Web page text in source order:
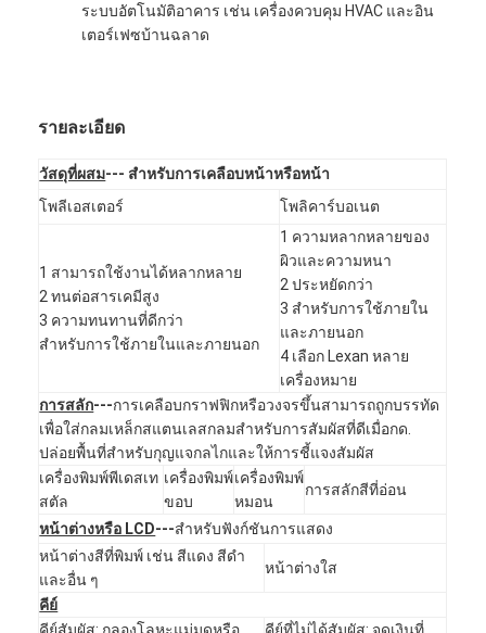
วิดีโอ
รายการ VR
เกี่ยวกับเรา
ทัวร์โรงงาน
การควบคุมคุณภาพ
ข่าว
ขอทุน
สวิตช์เมมเบรน LED
ระบบอัตโนมัติอาคาร เช่น เครื่องควบคุม HVAC และอิน
เตอร์เฟซบ้านฉลาด
รายละเอียด
วัสดุที่ผสม--- สําหรับการเคลือบหน้าหรือหน้า
โพลีเอสเตอร์
โพลิคาร์บอเนต
1 สามารถใช้งานได้หลากหลาย
2 ทนต่อสารเคมีสูง
3 ความทนทานที่ดีกว่า
สําหรับการใช้ภายในและภายนอก
1 ความหลากหลายของ
ผิวและความหนา
2 ประหยัดกว่า
3 สําหรับการใช้ภายใน
และภายนอก
4 เลือก Lexan หลาย
เครื่องหมาย
การสลัก---การเคลือบกราฟฟิกหรือวงจรขึ้นสามารถถูกบรรทัด
เพื่อใส่กลมเหล็กสแตนเลสกลมสําหรับการสัมผัสที่ดีเมื่อกด.
ปล่อยพื้นที่สําหรับกุญแจกลไกและให้การชี้แจงสัมผัส
เครื่องพิมพ์พีเดสเท
สตัล
เครื่องพิมพ์
ขอบ
เครื่องพิมพ์
หมอน
การสลักสีที่อ่อน
หน้าต่างหรือ LCD---สําหรับฟังก์ชันการแสดง
หน้าต่างสีที่พิมพ์ เช่น สีแดง สีดํา
และอื่น ๆ
หน้าต่างใส
คีย์